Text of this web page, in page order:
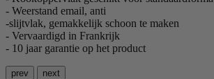
- Weerstand email, anti
-slijtvlak, gemakkelijk schoon te maken
- Vervaardigd in Frankrijk
- 10 jaar garantie op het product
prev next